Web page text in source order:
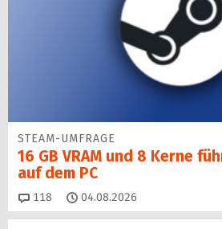
STEAM-UMFRAGE
16 GB VRAM und 8 Kerne
auf dem PC
118 Kommentare
04.08.2026